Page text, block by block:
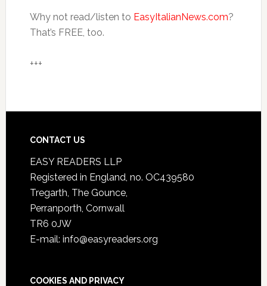
Why not read/listen to EasyItalianNews.com?
That’s FREE, too.
+++
CONTACT US
EASY READERS LLP
Registered in England, no. OC439580
Tregarth, The Gounce,
Perranporth, Cornwall
TR6 0JW
E-mail: info@easyreaders.org
COOKIES AND PRIVACY